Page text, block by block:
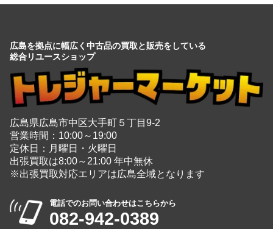
広島を拠点に幅広く中古品の買取と販売をしている
総合リユースショップ
広島県広島市中区大手町５丁目9-2
営業時間：10:00～19:00
定休日：月曜日・火曜日
出張買取は8:00～21:00 年中無休
※出張買取対応エリアは広島全域となります
電話でのお問い合わせはこちらから
082-942-0389